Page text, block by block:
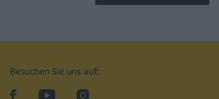
Besuchen Sie uns auf:
facebookYouTube Instagram